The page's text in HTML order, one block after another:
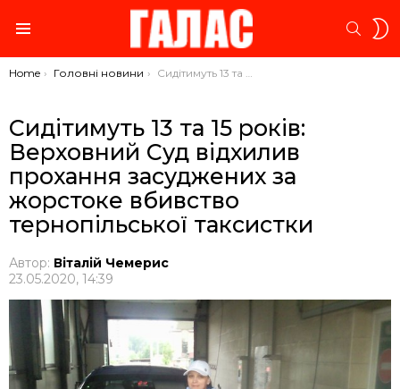
You are here:
Home Головні новини Сидітимуть 13 та 15 років: Верховний Суд відхилив прохання засуджених за жорстоке вбивство тернопільської таксистки
Сидітимуть 13 та 15 років:
Верховний Суд відхилив
прохання засуджених за
жорстоке вбивство
тернопільської таксистки
Автор: Віталій Чемерис
23.05.2020, 14:39